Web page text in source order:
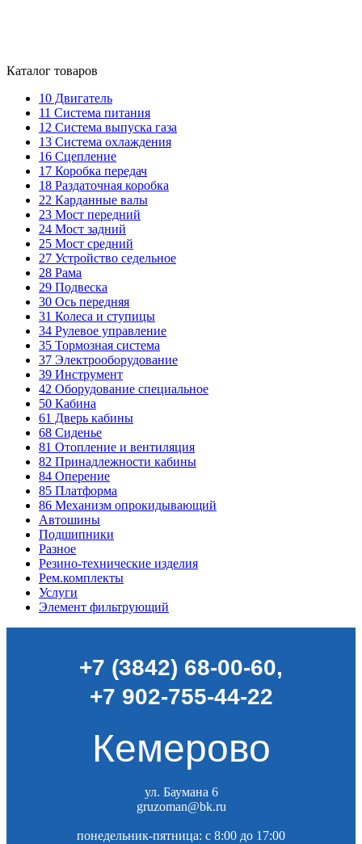
Каталог товаров
10 Двигатель
11 Система питания
12 Система выпуска газа
13 Система охлаждения
16 Сцепление
17 Коробка передач
18 Раздаточная коробка
22 Карданные валы
23 Мост передний
24 Мост задний
25 Мост средний
27 Устройство седельное
28 Рама
29 Подвеска
30 Ось передняя
31 Колеса и ступицы
34 Рулевое управление
35 Тормозная система
37 Электрооборудование
39 Инструмент
42 Оборудование специальное
50 Кабина
61 Дверь кабины
68 Сиденье
81 Отопление и вентиляция
82 Принадлежности кабины
84 Оперение
85 Платформа
86 Механизм опрокидывающий
Автошины
Подшипники
Разное
Резино-технические изделия
Рем.комплекты
Услуги
Элемент фильтрующий
+7 (3842) 68-00-60,
+7 902-755-44-22
Кемерово
ул. Баумана 6
gruzoman@bk.ru
понедельник-пятница: c 8:00 до 17:00